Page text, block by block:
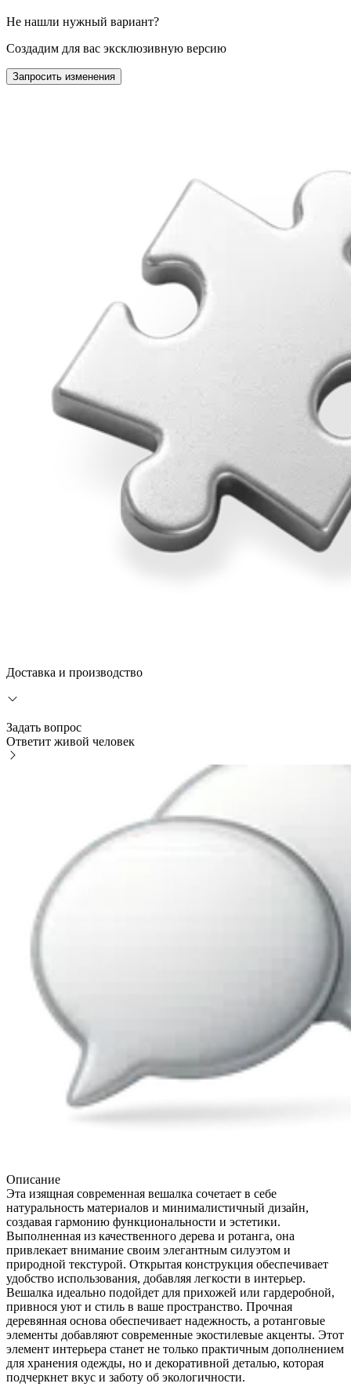
Не нашли нужный вариант?
Создадим для вас эксклюзивную версию
Запросить изменения
Доставка и производство
Задать вопрос
Ответит живой человек
Описание
Эта изящная современная вешалка сочетает в себе
натуральность материалов и минималистичный дизайн,
создавая гармонию функциональности и эстетики.
Выполненная из качественного дерева и ротанга, она
привлекает внимание своим элегантным силуэтом и
природной текстурой. Открытая конструкция обеспечивает
удобство использования, добавляя легкости в интерьер.
Вешалка идеально подойдет для прихожей или гардеробной,
привнося уют и стиль в ваше пространство. Прочная
деревянная основа обеспечивает надежность, а ротанговые
элементы добавляют современные экостилевые акценты. Этот
элемент интерьера станет не только практичным дополнением
для хранения одежды, но и декоративной деталью, которая
подчеркнет вкус и заботу об экологичности.